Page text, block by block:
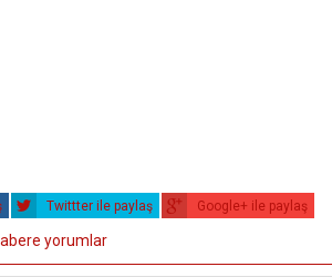
Twittter ile paylaş Google+ ile paylaş
yorumlar